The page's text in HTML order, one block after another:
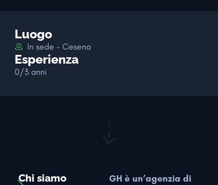
Luogo
In sede - Cesena
Esperienza
0/3 anni
Chi siamo
GH è un’agenzia di